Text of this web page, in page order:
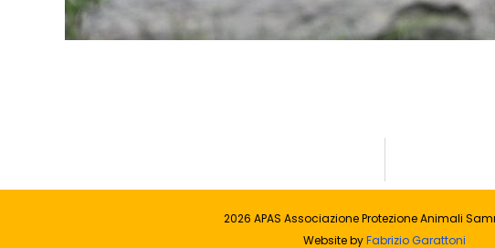
2026 APAS Associazione Protezione Animali
Website byFabrizio Garattoni